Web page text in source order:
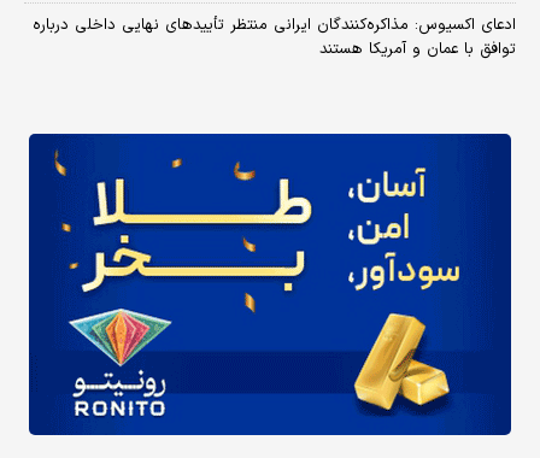
ادعای اکسیوس: مذاکره‌کنندگان ایرانی منتظر تأییدهای نهایی داخلی درباره
توافق با عمان و آمریکا هستند